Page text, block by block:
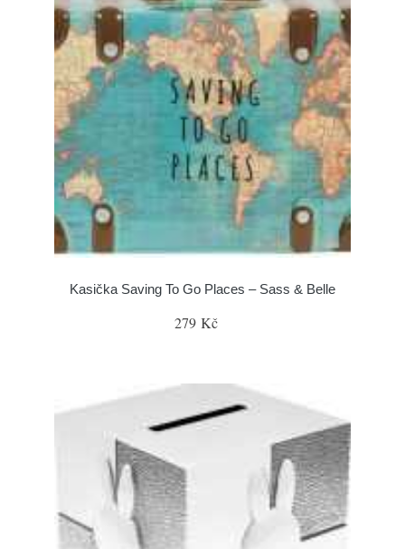
Kasička Saving To Go Places – Sass & Belle
279 Kč